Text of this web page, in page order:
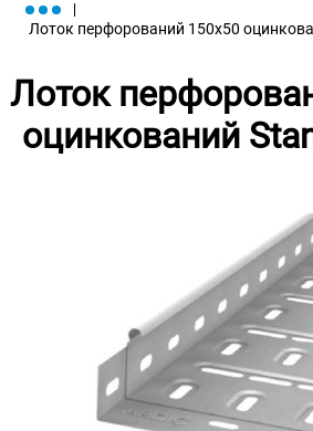
Лоток перфорований 150х50
Лоток
оцинкований